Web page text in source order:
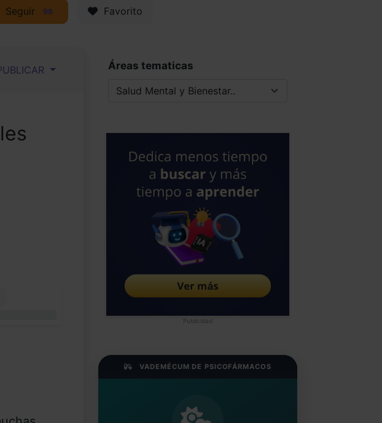
Seguir 98 Favorito
Áreas tematicas
Publicidad
VADEMÉCUM DE PSICOFÁRMACOS